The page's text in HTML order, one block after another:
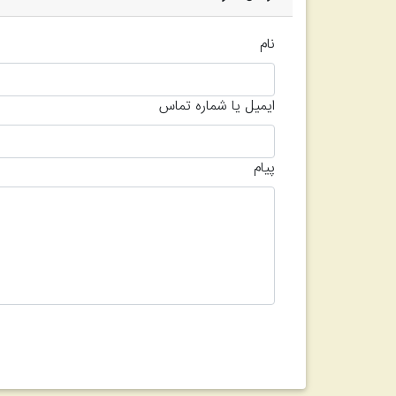
نام
ایمیل یا شماره تماس
پیام